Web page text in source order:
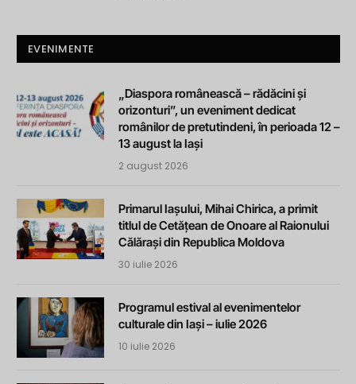
EVENIMENTE
„Diaspora românească – rădăcini și
orizonturi”, un eveniment dedicat
românilor de pretutindeni, în perioada 12 –
13 august la Iași
2 august 2026
Primarul Iașului, Mihai Chirica, a primit
titlul de Cetățean de Onoare al Raionului
Călărași din Republica Moldova
30 iulie 2026
Programul estival al evenimentelor
culturale din Iași – iulie 2026
10 iulie 2026